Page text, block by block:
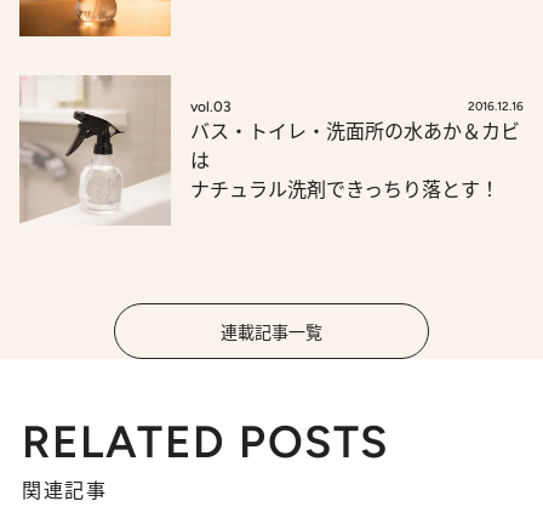
vol.03 2016.12.16
バス・トイレ・洗面所の水あか＆カビ
は
ナチュラル洗剤できっちり落とす！
連載記事一覧
RELATED POSTS
関連記事